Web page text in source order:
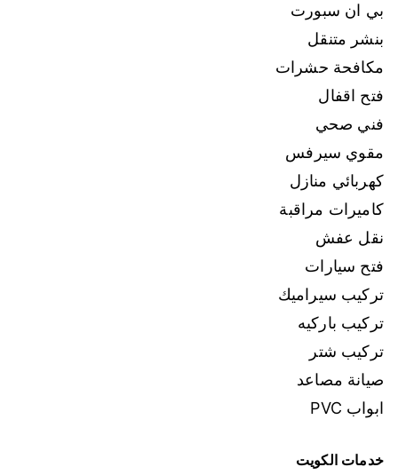
بي ان سبورت
بنشر متنقل
مكافحة حشرات
فتح اقفال
فني صحي
مقوي سيرفس
كهربائي منازل
كاميرات مراقبة
نقل عفش
فتح سيارات
تركيب سيراميك
تركيب باركيه
تركيب شتر
صيانة مصاعد
ابواب PVC
خدمات الكويت